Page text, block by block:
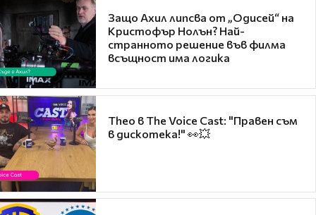
Защо Ахил липсва от „Одисей“ на
Кристофър Нолън? Най-
странното решение във филма
всъщност има логика
Theo в The Voice Cast: "Правен съм
в дискотека!" 👀💥